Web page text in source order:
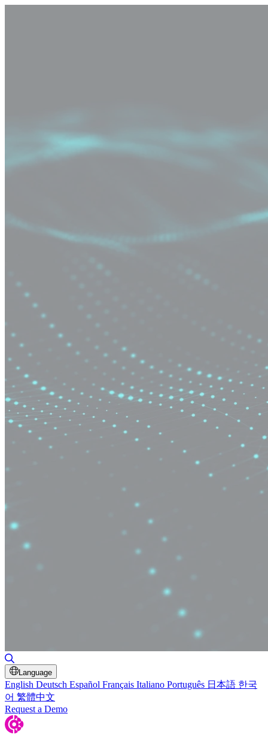
Language
English Deutsch Español Français Italiano Português 日本語 한국
어 繁體中文
Request a Demo